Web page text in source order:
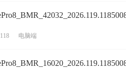
118 电脑端